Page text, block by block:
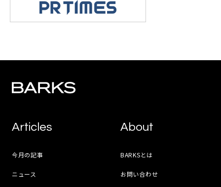
Articles
今月の記事
ニュース
About
BARKSとは
お問い合わせ